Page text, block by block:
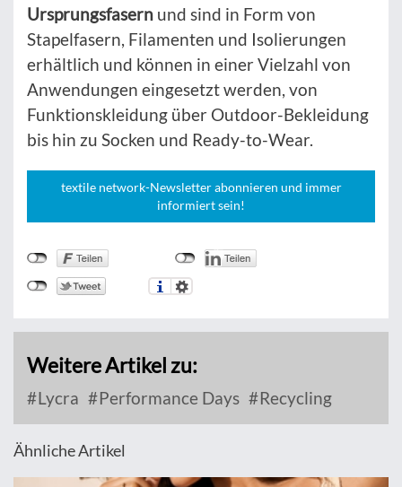
Ursprungsfasern und sind in Form von
Stapelfasern, Filamenten und Isolierungen
erhältlich und können in einer Vielzahl von
Anwendungen eingesetzt werden, von
Funktionskleidung über Outdoor-Bekleidung
bis hin zu Socken und Ready-to-Wear.
textile network-Newsletter abonnieren und immer
informiert sein!
Weitere Artikel zu:
Lycra Performance Days Recycling
Ähnliche Artikel